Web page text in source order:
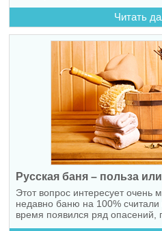
Читать
Русская баня – польза
Этот вопрос интересует очень
недавно баню на 100%
время появился ряд опасений,